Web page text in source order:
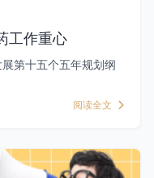
工作重心
第十五个五年规划纲
阅读全文